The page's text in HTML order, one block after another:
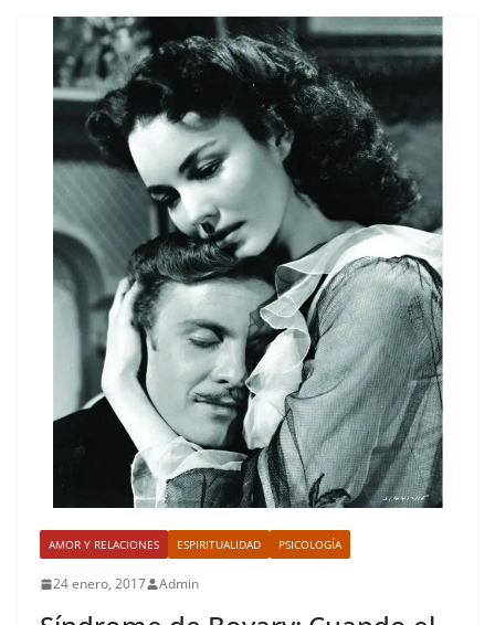
AMOR Y RELACIONES ESPIRITUALIDAD PSICOLOGÍA
24 enero, 2017 Admin